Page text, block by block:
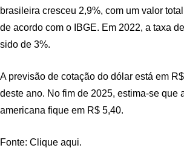
brasileira cresceu 2,9%, com um valor
de acordo com o IBGE. Em 2022, a taxa
sido de 3%.
A previsão de cotação do dólar está em
deste ano. No fim de 2025, estima-se que
americana fique em R$ 5,40.
Fonte: Clique aqui.